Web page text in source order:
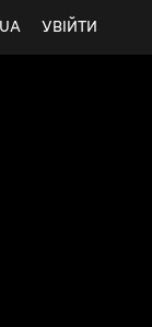
УВІЙТИ
UA